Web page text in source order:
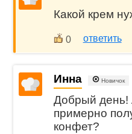
Какой крем
0 ответить
Инна Новичок
Добрый день!
примерно
конфет?